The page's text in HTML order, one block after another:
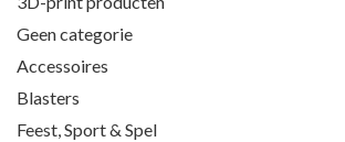
Geen categorie
Accessoires
Blasters
Feest, Sport & Spel